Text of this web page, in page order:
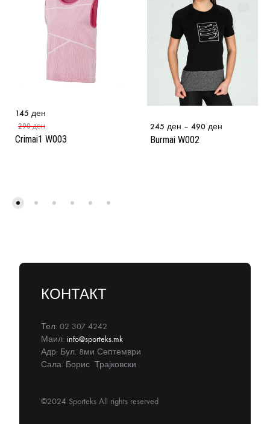
Crimai1 W003
145 ден
290ден
Burmai W002
245 ден – 490 ден
КОНТАКТ
Тел: 02 307 4242
Маил: info@sporteks.mk
Адр: Бул. 8ми Септември
Сала: Борис Трајковски
©2024 Sporteks All rights reserved